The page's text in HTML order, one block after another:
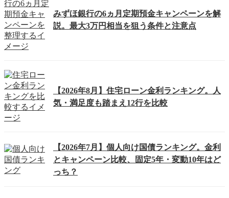
みずほ銀行の6ヵ月定期預金キャンペーンを解
説。最大3万円相当を狙う条件と注意点
【2026年8月】住宅ローン金利ランキング。人
気・満足度も踏まえ12行を比較
【2026年7月】個人向け国債ランキング。金利
とキャンペーン比較、固定5年・変動10年はど
っち？